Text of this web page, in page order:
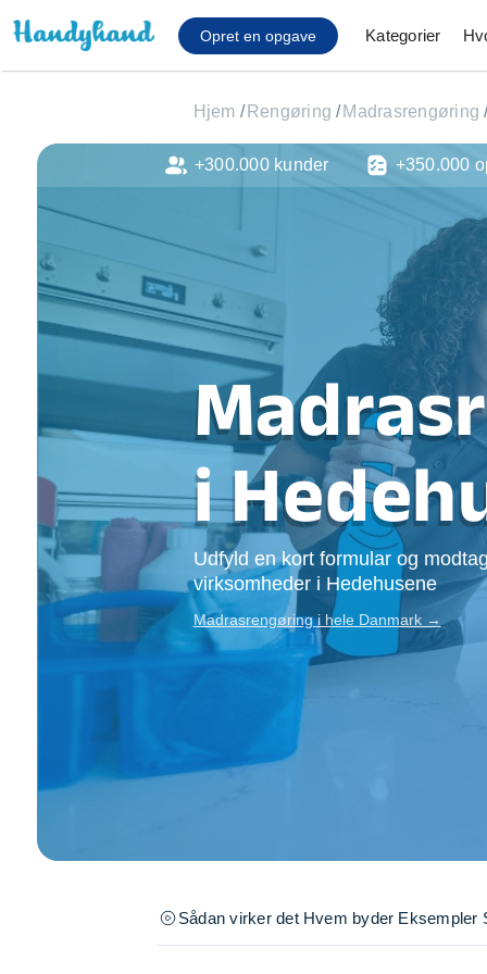
Opret en opgave Kategorier
Affaldsfjernelse
Anlæg af terrasse
Cykel reparation
Flyttehjælp
Gulvlaminering
Hårde hvidevare
Hjælp til mobil, pc, tv
Installation af
Møbelsamling og
Ophængning af
Opsætning af
Tømrer
Tunge løft
Underholdning
Se alle...
Hjem / Rengøring / Madrasrengøring
i
Udfyld en kort formular og
virksomheder i Hedehusene
Madrasrengøring i hele Danmark →
+300.000 kunder +350.000
Sådan virker det Hvem byder Eksempler